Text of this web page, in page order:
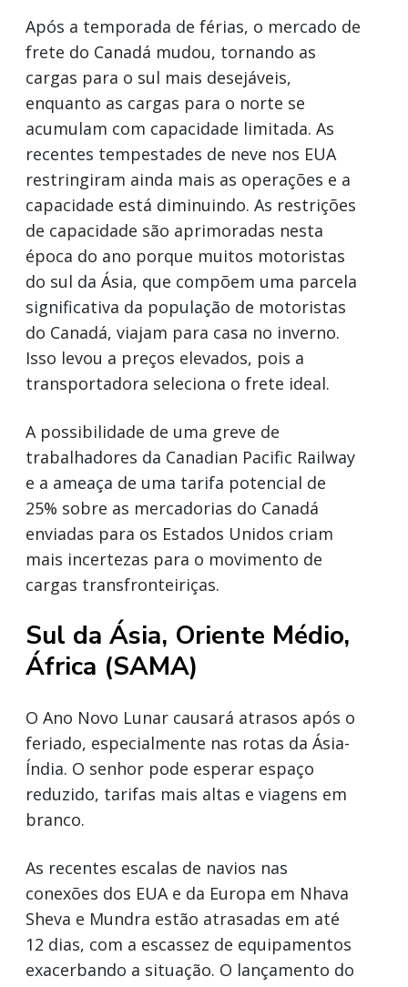
Após a temporada de férias, o mercado de
frete do Canadá mudou, tornando as
cargas para o sul mais desejáveis,
enquanto as cargas para o norte se
acumulam com capacidade limitada. As
recentes tempestades de neve nos EUA
restringiram ainda mais as operações e a
capacidade está diminuindo. As restrições
de capacidade são aprimoradas nesta
época do ano porque muitos motoristas
do sul da Ásia, que compõem uma parcela
significativa da população de motoristas
do Canadá, viajam para casa no inverno.
Isso levou a preços elevados, pois a
transportadora seleciona o frete ideal.
A possibilidade de uma greve de
trabalhadores da Canadian Pacific Railway
e a ameaça de uma tarifa potencial de
25% sobre as mercadorias do Canadá
enviadas para os Estados Unidos criam
mais incertezas para o movimento de
cargas transfronteiriças.
Sul da Ásia, Oriente Médio,
África (SAMA)
O Ano Novo Lunar causará atrasos após o
feriado, especialmente nas rotas da Ásia-
Índia. O senhor pode esperar espaço
reduzido, tarifas mais altas e viagens em
branco.
As recentes escalas de navios nas
conexões dos EUA e da Europa em Nhava
Sheva e Mundra estão atrasadas em até
12 dias, com a escassez de equipamentos
exacerbando a situação. O lançamento do